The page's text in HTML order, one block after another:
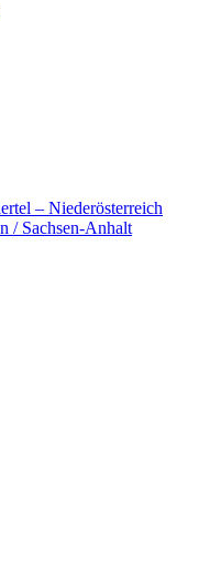
– Niederösterreich
/ Sachsen-Anhalt